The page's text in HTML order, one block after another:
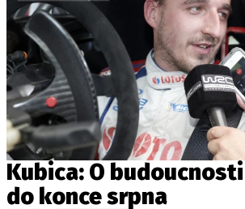
Kubica: O
do konce srpna